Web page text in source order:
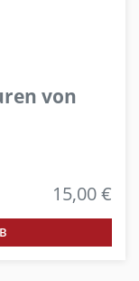
von
15,00 €